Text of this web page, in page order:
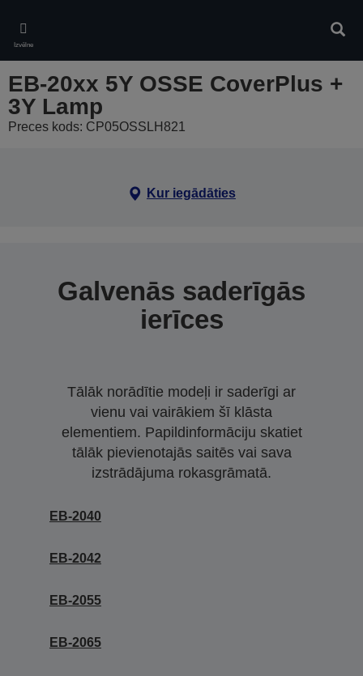
main
content
Izvēlne
EB-20xx 5Y OSSE CoverPlus +
3Y Lamp
Preces kods: CP05OSSLH821
Kur iegādāties
Galvenās saderīgās
ierīces
Tālāk norādītie modeļi ir saderīgi ar
vienu vai vairākiem šī klāsta
elementiem. Papildinformāciju skatiet
tālāk pievienotajās saitēs vai sava
izstrādājuma rokasgrāmatā.
EB-2040
EB-2042
EB-2055
EB-2065